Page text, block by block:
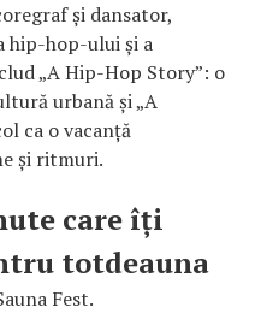
și dansator,
hip-hop-ului și a
„A Hip-Hop Story”: o
urbană și „A
ca o vacanță
și ritmuri.
care îți
totdeauna
Fest.